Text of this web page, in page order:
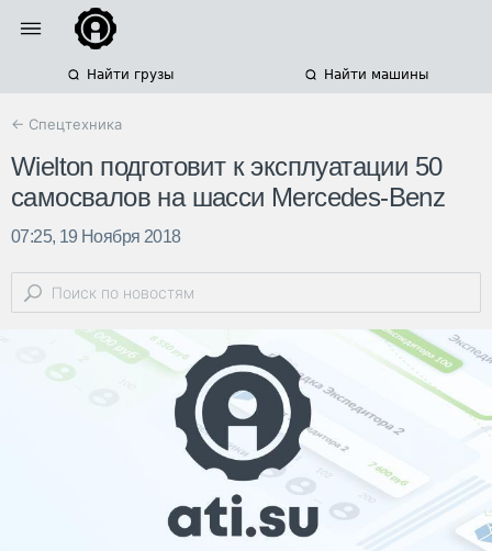
Найти грузы Найти машины
← Спецтехника
Wielton подготовит к эксплуатации 50
самосвалов на шасси Mercedes-Benz
07:25, 19 Ноября 2018